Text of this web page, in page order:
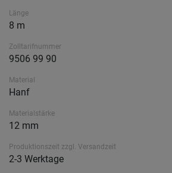
Länge
8 m
Zolltarifnummer
9506 99 90
Material
Hanf
Materialstärke
12 mm
Produktionszeit zzgl. Versandzeit
2-3 Werktage